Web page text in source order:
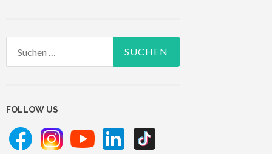
FOLLOW US